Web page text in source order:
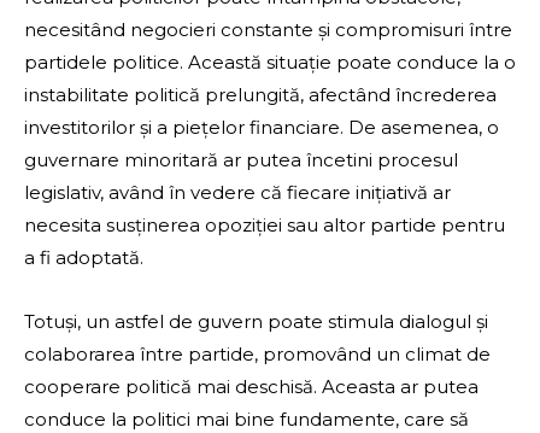
necesitând negocieri constante și compromisuri între
partidele politice. Această situație poate conduce la o
instabilitate politică prelungită, afectând încrederea
investitorilor și a piețelor financiare. De asemenea, o
guvernare minoritară ar putea încetini procesul
legislativ, având în vedere că fiecare inițiativă ar
necesita susținerea opoziției sau altor partide pentru
a fi adoptată.
Totuși, un astfel de guvern poate stimula dialogul și
colaborarea între partide, promovând un climat de
cooperare politică mai deschisă. Aceasta ar putea
conduce la politici mai bine fundamente, care să